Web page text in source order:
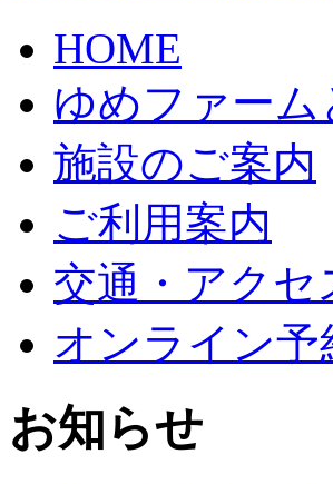
HOME
ゆめファーム
施設のご案内
ご利用案内
交通・アクセ
オンライン予
お知らせ